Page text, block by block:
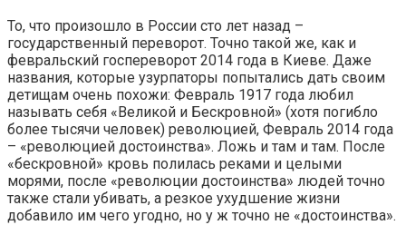
То, что произошло в России сто лет назад –
государственный переворот. Точно такой же, как и
февральский госпереворот 2014 года в Киеве. Даже
названия, которые узурпаторы попытались дать своим
детищам очень похожи: Февраль 1917 года любил
называть себя «Великой и Бескровной» (хотя погибло
более тысячи человек) революцией, Февраль 2014 года
– «революцией достоинства». Ложь и там и там. После
«бескровной» кровь полилась реками и целыми
морями, после «революции достоинства» людей точно
также стали убивать, а резкое ухудшение жизни
добавило им чего угодно, но у ж точно не «достоинства».